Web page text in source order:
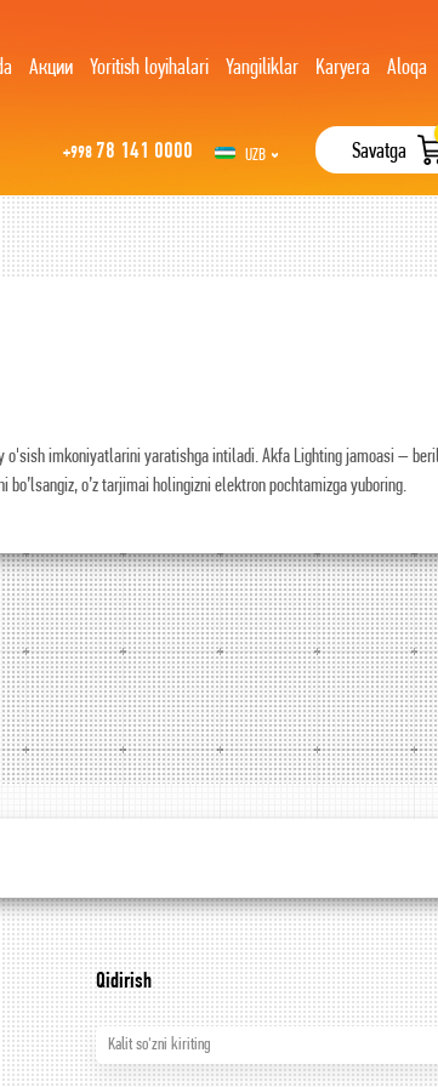
Акции Yoritish loyihalari Yangiliklar Karyera Aloqa
+998 78 141 0000
UZB
Savatga
o'sish imkoniyatlarini yaratishga intiladi. Akfa Lighting jamoasi –
o’z tarjimai holingizni elektron pochtamizga yuboring.
Qidirish
Kalit so'zni kiriting